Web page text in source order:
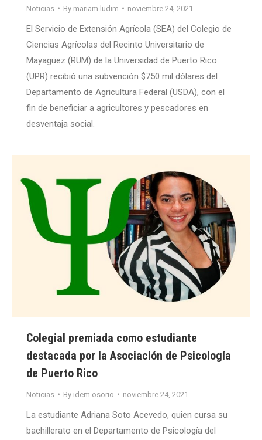
Noticias By mariam.ludim noviembre 24, 2021
El Servicio de Extensión Agrícola (SEA) del Colegio de
Ciencias Agrícolas del Recinto Universitario de
Mayagüez (RUM) de la Universidad de Puerto Rico
(UPR) recibió una subvención $750 mil dólares del
Departamento de Agricultura Federal (USDA), con el
fin de beneficiar a agricultores y pescadores en
desventaja social.
Colegial premiada como estudiante
destacada por la Asociación de Psicología
de Puerto Rico
Noticias By idem.osorio noviembre 24, 2021
La estudiante Adriana Soto Acevedo, quien cursa su
bachillerato en el Departamento de Psicología del